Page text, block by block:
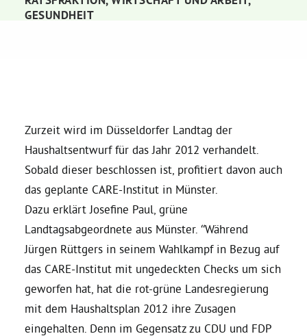
Robin Korte, MdL
Daniel Freund, MdEP
Delegierte
Grüne im Rathaus
GESUNDHEIT
Zurzeit wird im Düsseldorfer Landtag der
Haushaltsentwurf für das Jahr 2012 verhandelt.
Sobald dieser beschlossen ist, profitiert davon auch
das geplante CARE-Institut in Münster.
Dazu erklärt Josefine Paul, grüne
Landtagsabgeordnete aus Münster. “Während
Jürgen Rüttgers in seinem Wahlkampf in Bezug auf
das CARE-Institut mit ungedeckten Checks um sich
geworfen hat, hat die rot-grüne Landesregierung
mit dem Haushaltsplan 2012 ihre Zusagen
eingehalten. Denn im Gegensatz zu CDU und FDP